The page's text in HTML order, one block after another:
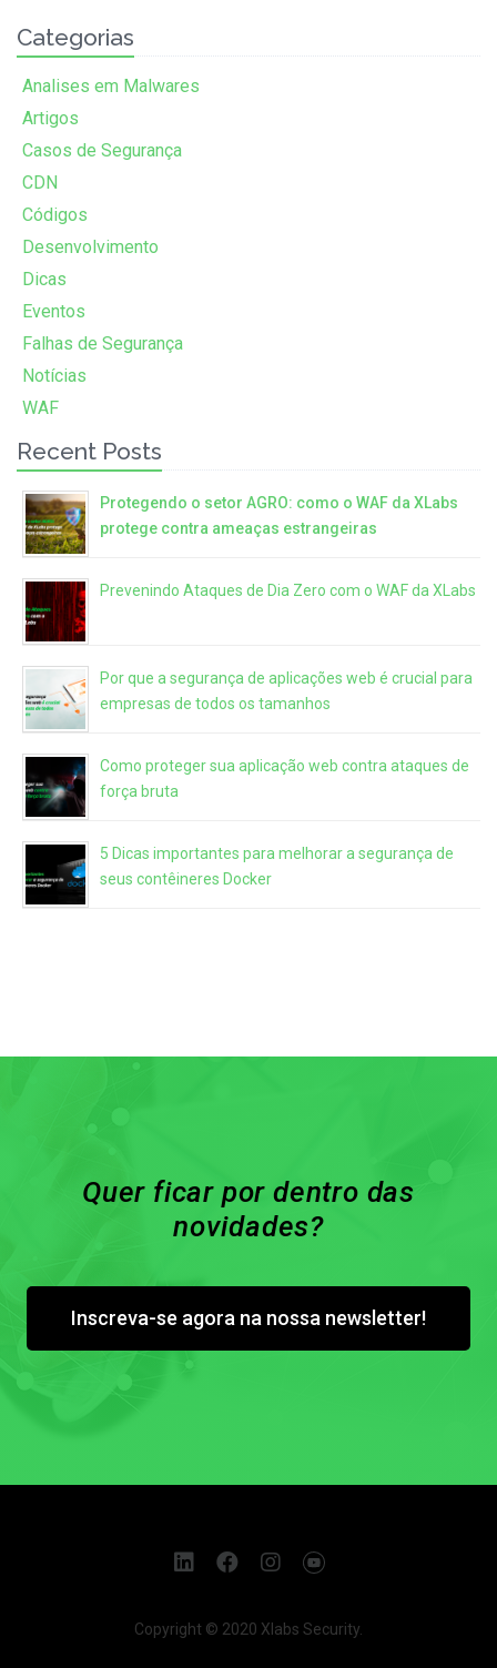
Categorias
Analises em Malwares
Artigos
Casos de Segurança
CDN
Códigos
Desenvolvimento
Dicas
Eventos
Falhas de Segurança
Notícias
WAF
Recent Posts
Protegendo o setor AGRO: como o WAF da XLabs
protege contra ameaças estrangeiras
Prevenindo Ataques de Dia Zero com o WAF da XLabs
Por que a segurança de aplicações web é crucial para
empresas de todos os tamanhos
Como proteger sua aplicação web contra ataques de
força bruta
5 Dicas importantes para melhorar a segurança de
seus contêineres Docker
Quer ficar por dentro das
novidades?
Inscreva-se agora na nossa newsletter!
Copyright © 2020 Xlabs Security.